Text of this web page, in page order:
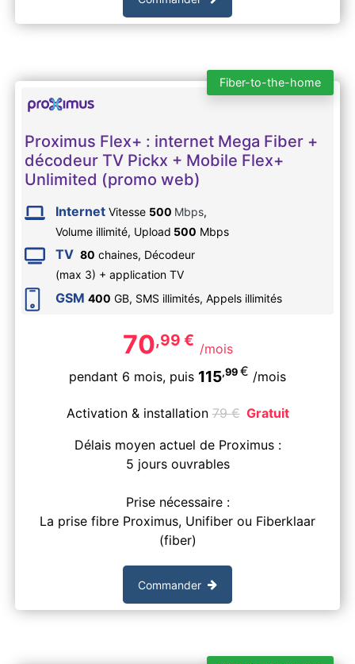
Fiber-to-the-home
Proximus Flex+ : internet Mega Fiber +
décodeur TV Pickx + Mobile Flex+
Unlimited (promo web)
Internet Vitesse 500 Mbps,
Volume illimité, Upload 500 Mbps
TV 80 chaines, Décodeur
(max 3) + application TV
GSM 400 GB, SMS illimités, Appels illimités
70,99 € /mois
pendant 6 mois, puis 115,99 € /mois
Activation & installation79€ Gratuit
Délais moyen actuel de Proximus :
5 jours ouvrables
Prise nécessaire :
La prise fibre Proximus, Unifiber ou Fiberklaar
(fiber)
Commander